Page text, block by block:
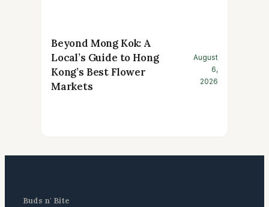
Beyond Mong Kok: A
Local’s Guide to Hong
Kong’s Best Flower
Markets
August
6,
2026
Buds n' Bite